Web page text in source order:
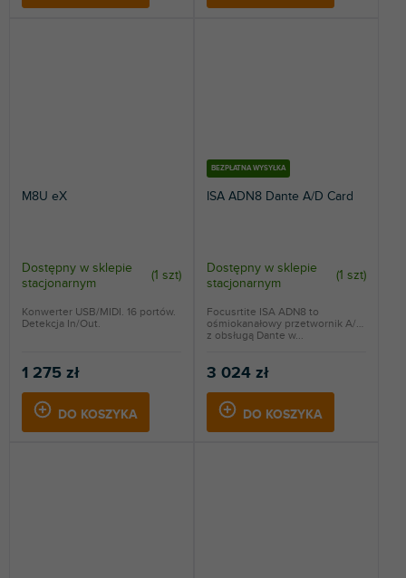
M8U eX
Dostępny w sklepie
stacjonarnym
(1 szt)
1 275 zł
DO KOSZYKA
Konwerter USB/MIDI. 16 portów.
Detekcja In/Out.
BEZPŁATNA WYSYŁKA
ISA ADN8 Dante A/D Card
Dostępny w sklepie
stacjonarnym
(1 szt)
3 024 zł
DO KOSZYKA
Focusrtite ISA ADN8 to
ośmiokanałowy przetwornik A/D
z obsługą Dante w...